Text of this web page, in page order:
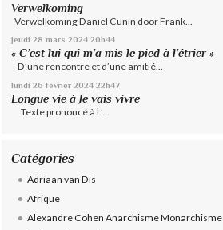
Verwelkoming
Verwelkoming Daniel Cunin door Frank...
jeudi 28 mars 2024 20h44
« C’est lui qui m’a mis le pied à l’étrier »
D’une rencontre et d’une amitié...
lundi 26 février 2024 22h47
Longue vie à Je vais vivre
Texte prononcé à l ’...
Catégories
Adriaan van Dis
Afrique
Alexandre Cohen Anarchisme Monarchisme